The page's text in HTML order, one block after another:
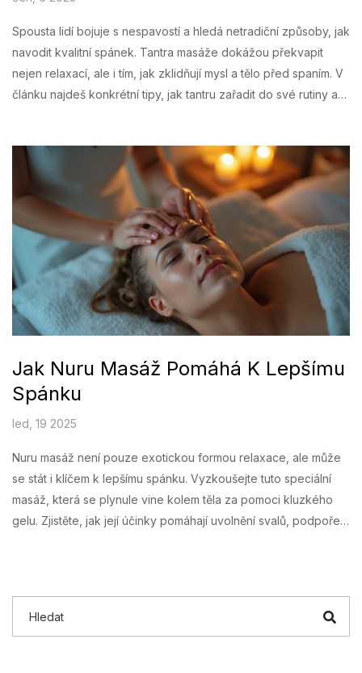
Spousta lidí bojuje s nespavostí a hledá netradiční způsoby, jak
navodit kvalitní spánek. Tantra masáže dokážou překvapit
nejen relaxací, ale i tím, jak zklidňují mysl a tělo před spaním. V
článku najdeš konkrétní tipy, jak tantru zařadit do své rutiny a
tantru často spí jako mimino.
Jak Nuru Masáž Pomáhá K Lepšímu
Spánku
led, 19 2025
Nuru masáž není pouze exotickou formou relaxace, ale může
se stát i klíčem k lepšímu spánku. Vyzkoušejte tuto speciální
masáž, která se plynule vine kolem těla za pomoci kluzkého
gelu. Zjistěte, jak její účinky pomáhají uvolnění svalů, podpoře